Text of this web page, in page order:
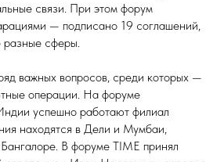
связи. При этом форум
— подписано 19 соглашений,
сферы.
важных вопросов, среди которых —
операции. На форуме
успешно работают филиал
находятся в Дели и Мумбаи,
В форуме TIME принял